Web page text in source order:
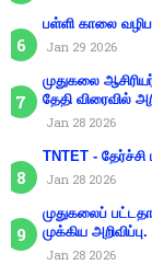
பள்ளி காலை
Jan 29 2026
முதுகலை
தேதி விரைவில்
Jan 28 2026
TNTET -
Jan 28 2026
முதுகலைப்
முக்கிய அறிவிப்பு.
Jan 28 2026